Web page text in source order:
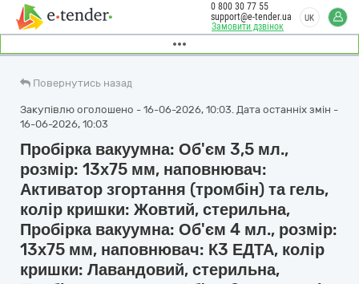
Замовити дзвінок
0 800 30 77 55
support@e-tender.ua
UK
Повернутись назад
Закупівлю оголошено - 16-06-2026, 10:03. Дата останніх змін -
16-06-2026, 10:03
Пробірка вакуумна: Об'єм 3,5 мл.,
розмір: 13х75 мм, наповнювач:
Активатор згортання (тромбін) та гель,
колір кришки: Жовтий, стерильна,
Пробірка вакуумна: Об'єм 4 мл., розмір:
13х75 мм, наповнювач: К3 ЕДТА, колір
кришки: Лавандовий, стерильна,